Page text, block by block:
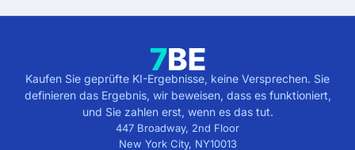
Kaufen Sie geprüfte KI-Ergebnisse, keine Versprechen. Sie
definieren das Ergebnis, wir beweisen, dass es funktioniert,
und Sie zahlen erst, wenn es das tut.
447 Broadway, 2nd Floor
New York City, NY10013